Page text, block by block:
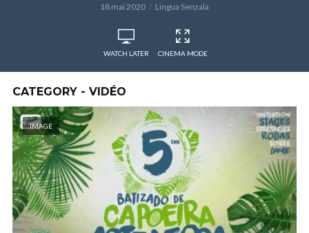
18 mai 2020 Lingua Senzala
WATCH LATER CINEMA MODE
CATEGORY - VIDÉO
IMAGE